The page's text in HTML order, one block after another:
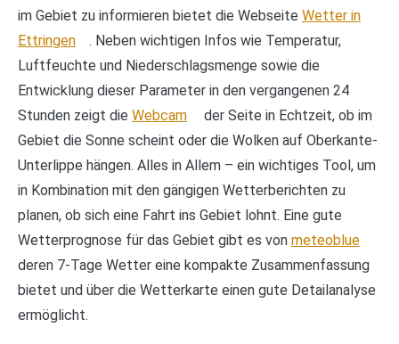
im Gebiet zu informieren bietet die Webseite Wetter in
Ettringen
. Neben wichtigen Infos wie Temperatur,
Luftfeuchte und Niederschlagsmenge sowie die
Entwicklung dieser Parameter in den vergangenen 24
Stunden zeigt die Webcam
der Seite in Echtzeit, ob im
Gebiet die Sonne scheint oder die Wolken auf Oberkante-
Unterlippe hängen. Alles in Allem – ein wichtiges Tool, um
in Kombination mit den gängigen Wetterberichten zu
planen, ob sich eine Fahrt ins Gebiet lohnt. Eine gute
Wetterprognose für das Gebiet gibt es von meteoblue
deren 7-Tage Wetter eine kompakte Zusammenfassung
bietet und über die Wetterkarte einen gute Detailanalyse
ermöglicht.